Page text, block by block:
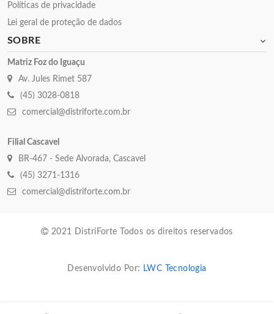
Políticas de privacidade
Lei geral de proteção de dados
SOBRE
Matriz Foz do Iguaçu
Av. Jules Rimet 587
(45) 3028-0818
comercial@distriforte.com.br
Filial Cascavel
BR-467 - Sede Alvorada, Cascavel
(45) 3271-1316
comercial@distriforte.com.br
2021 DistriForte Todos os direitos reservados
Desenvolvido Por: LWC Tecnologia